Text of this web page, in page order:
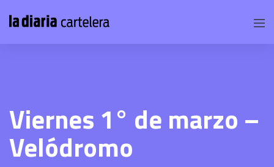
Viernes 1° de marzo –
Velódromo